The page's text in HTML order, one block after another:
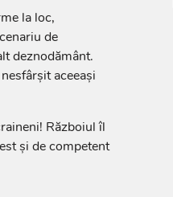
la loc,
de
deznodământ.
aceeași
Războiul îl
și de competent